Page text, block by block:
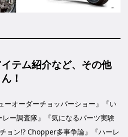
テム紹介など、その他
！
ーオーダーチョッパーショー』『い
ー調査隊』『気になるパーツ実験
ョン!? Chopper多事争論』『ハーレ